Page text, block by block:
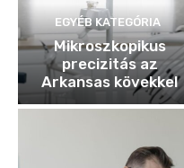
EGYÉB KATEGÓRIA
Mikroszkopikus
precizitás az
Arkansas kövekkel